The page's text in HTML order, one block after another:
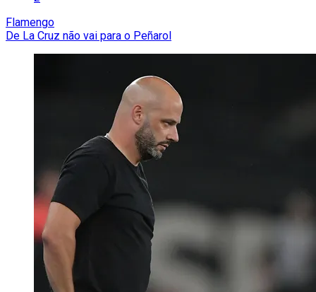
Flamengo
De La Cruz não vai para o Peñarol